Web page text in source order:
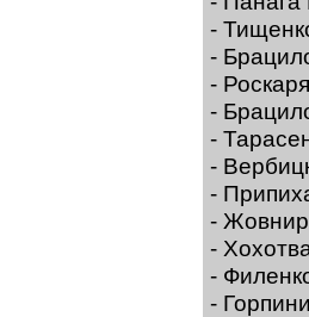
-
-
-
-
-
-
-
-
-
-
-